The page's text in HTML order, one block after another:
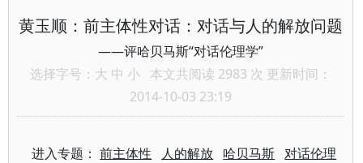
黄玉顺：前主体性对话：对话与人的解放问题
——评哈贝马斯“对话伦理学”
选择字号： 大 中 小 本文共阅读 2983 次 更新时间：
2014-10-03 23:19
进入专题：前主体性 人的解放 哈贝马斯 对话伦理